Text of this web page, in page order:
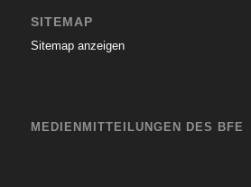
SITEMAP
Sitemap anzeigen
MEDIENMITTEILUNGEN DES BFE